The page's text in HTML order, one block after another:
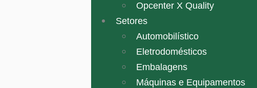
Opcenter X Quality
Setores
Automobilístico
Eletrodomésticos
Embalagens
Máquinas e Equipamentos